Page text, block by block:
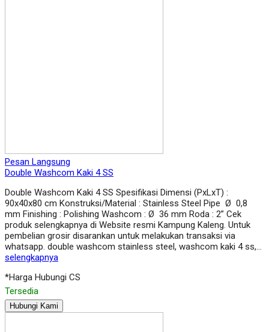
Pesan Langsung
Double Washcom Kaki 4 SS
Double Washcom Kaki 4 SS Spesifikasi Dimensi (PxLxT) :
90x40x80 cm Konstruksi/Material : Stainless Steel Pipe Ø 0,8
mm Finishing : Polishing Washcom : Ø 36 mm Roda : 2” Cek
produk selengkapnya di Website resmi Kampung Kaleng. Untuk
pembelian grosir disarankan untuk melakukan transaksi via
whatsapp. double washcom stainless steel, washcom kaki 4 ss,…
selengkapnya
*Harga Hubungi CS
Tersedia
Hubungi Kami